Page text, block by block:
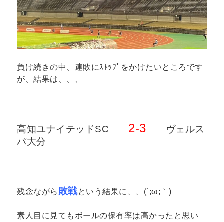
負け続きの中、連敗にｽﾄｯﾌﾟをかけたいところです
が、結果は、、、
高知ユナイテッドSC 2-3 ヴェルス
パ大分
残念ながら 敗戦という結果に、、(´;ω;｀)
素人目に見てもボールの保有率は高かったと思い